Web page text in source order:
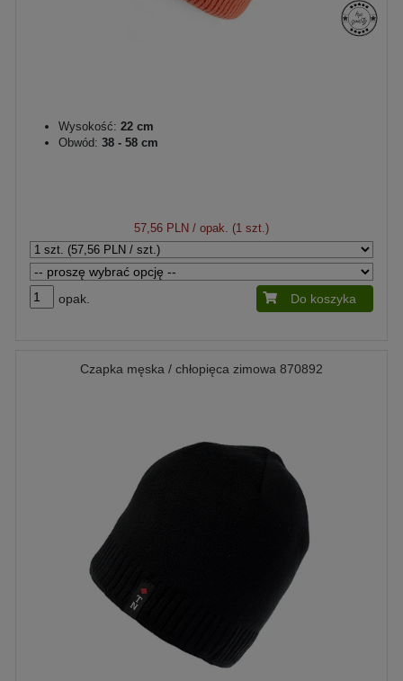
Wysokość: 22 cm
Obwód: 38 - 58 cm
57,56 PLN / opak. (1 szt.)
opak. Do koszyka
Czapka męska / chłopięca zimowa 870892